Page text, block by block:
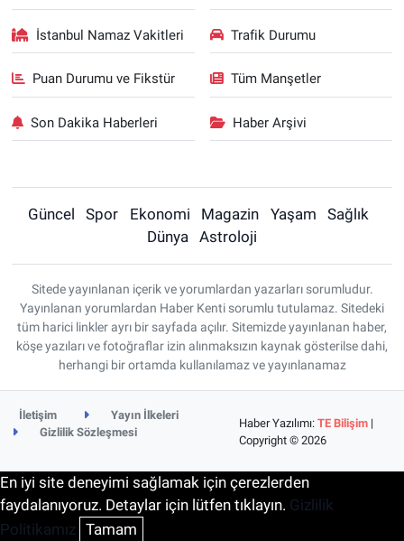
İstanbul Namaz Vakitleri Trafik Durumu
Puan Durumu ve Fikstür Tüm Manşetler
Son Dakika Haberleri Haber Arşivi
Güncel Spor Ekonomi Magazin Yaşam
Sağlık
Dünya
Astroloji
Sitede yayınlanan içerik ve yorumlardan yazarları sorumludur.
Yayınlanan yorumlardan Haber Kenti sorumlu tutulamaz. Sitedeki
tüm harici linkler ayrı bir sayfada açılır. Sitemizde yayınlanan haber,
köşe yazıları ve fotoğraflar izin alınmaksızın kaynak gösterilse dahi,
herhangi bir ortamda kullanılamaz ve yayınlanamaz
İletişim
Yayın İlkeleri
Gizlilik Sözleşmesi
Haber Yazılımı:TE Bilişim |
Copyright © 2026
En iyi site deneyimi sağlamak için çerezlerden
faydalanıyoruz. Detaylar için lütfen tıklayın. Gizlilik
Politikamız Tamam